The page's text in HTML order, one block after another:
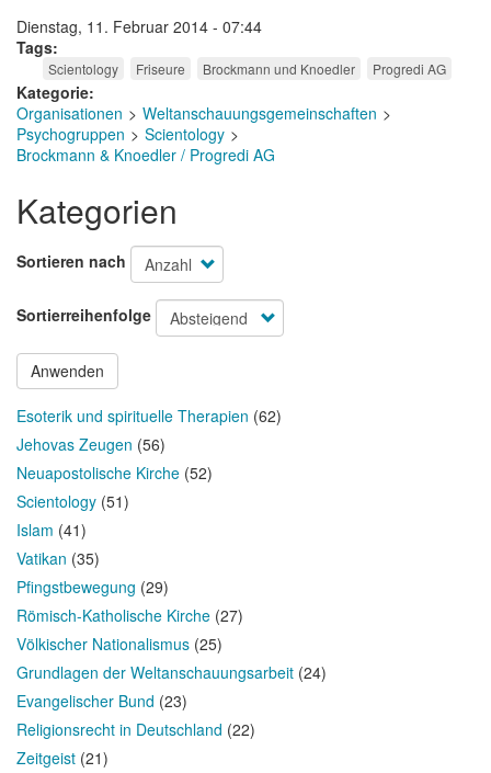
Dienstag, 11. Februar 2014 - 07:44
Tags
Scientology Friseure Brockmann und Knoedler Progredi AG
Kategorie
Organisationen
Weltanschauungsgemeinschaften
Psychogruppen
Scientology
Brockmann & Knoedler / Progredi AG
Kategorien
Sortieren nach
Sortierreihenfolge
Anwenden
Esoterik und spirituelle Therapien (62)
Jehovas Zeugen (56)
Neuapostolische Kirche (52)
Scientology (51)
Islam (41)
Vatikan (35)
Pfingstbewegung (29)
Römisch-Katholische Kirche (27)
Völkischer Nationalismus (25)
Grundlagen der Weltanschauungsarbeit (24)
Evangelischer Bund (23)
Religionsrecht in Deutschland (22)
Zeitgeist (21)